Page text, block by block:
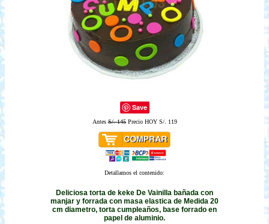
Save
AntesS/. 145Precio HOY S/. 119
Detallamos el contenido:
Deliciosa torta de keke De Vainilla bañada con
manjar y forrada con masa elastica de Medida 20
cm diametro, torta cumpleaños, base forrado en
papel de aluminio.